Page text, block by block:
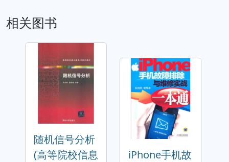
相关图书
随机信号分析
(高等院校信息
iPhone手机故